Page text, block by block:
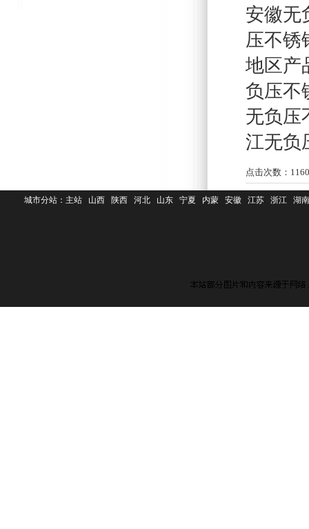
安徽无
压不锈
地区产
负压不
无负压
江无负
点击次数： 1160
城市分站： 主站 山西 陕西 河北 山东 宁夏 内蒙 安徽 江苏 浙江 湖南